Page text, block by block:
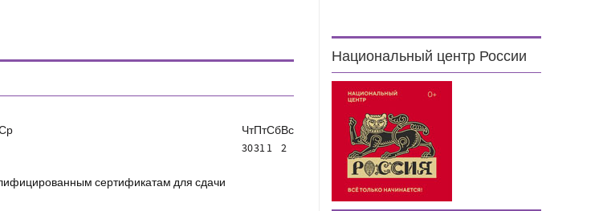
ЧтПтСбВс
30311 2
сертификатам для сдачи
Национальный центр России